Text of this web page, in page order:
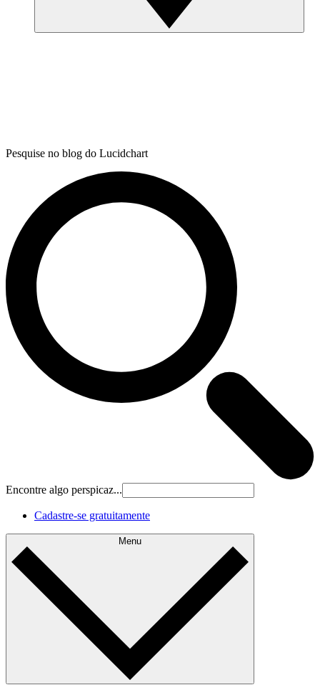
Pesquise no blog do Lucidchart
Encontre algo perspicaz...
Cadastre‐se gratuitamente
Menu